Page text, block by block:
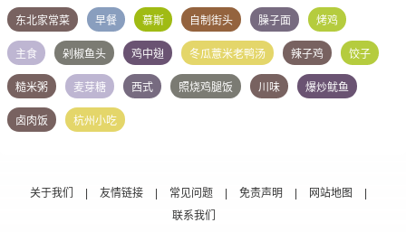
东北家常菜 早餐 慕斯 自制街头 臊子面 烤鸡
主食 剁椒鱼头 鸡中翅 冬瓜薏米老鸭汤 辣子鸡 饺子
糙米粥 麦芽糖 西式 照烧鸡腿饭 川味 爆炒鱿鱼
卤肉饭 杭州小吃
关于我们 | 友情链接 | 常见问题 | 免责声明 | 网站地图
|
联系我们